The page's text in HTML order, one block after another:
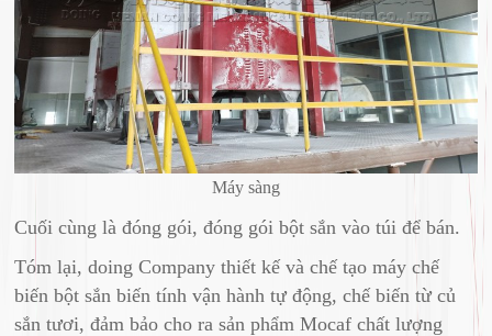
Máy sàng
Cuối cùng là đóng gói, đóng gói bột sắn vào túi để bán.
Tóm lại, doing Company thiết kế và chế tạo máy chế
biến bột sắn biến tính vận hành tự động, chế biến từ củ
sắn tươi, đảm bảo cho ra sản phẩm Mocaf chất lượng